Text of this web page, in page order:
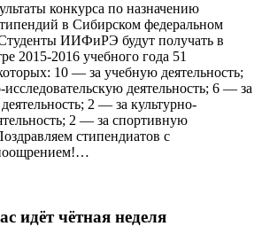
конкурса по назначению
в Сибирском федеральном
ИИФиРЭ будут получать в
2015-2016 учебного года 51
10 — за учебную деятельность;
деятельность; 6 — за
2 — за культурно-
2 — за спортивную
стипендиатов с
идёт чётная неделя